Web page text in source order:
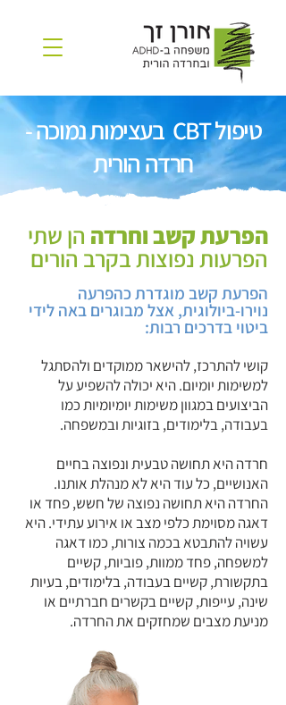
טיפול CBT בעצימות נמוכה -
חרדה הורית
הפרעת קשב וחרדה הן שתי
הפרעות נפוצות בקרב הורים
הפרעת קשב מוגדרת כהפרעה
נוירו-ביולוגית, אצל מבוגרים באה לידי
ביטוי בדרכים רבות:
קושי להתרכז, להישאר ממוקדים ולהסתגל
למשימות יומיום. היא יכולה להשפיע על
הביצועים במגוון משימות יומיומיות כמו
בעבודה, בלימודים, בזוגיות ובמשפחה.
חרדה היא תחושה טבעית ונפוצה בחיים
האנושיים, כל עוד היא לא מנהלת אותנו.
החרדה היא תחושה נפוצה של חשש, פחד או
דאגה מסוימת כלפי מצב או אירוע עתידי. היא
עשויה להתבטא בכמה צורות, כמו דאגה
למשפחה, פחד ממוות, פוביות, קשיים
בתקשורת, קשיים בעבודה, בלימודים, בעיות
שינה, עייפות, קשיים בקשרים חברתיים או
מניעת מצבים שמחזקים את החרדה.